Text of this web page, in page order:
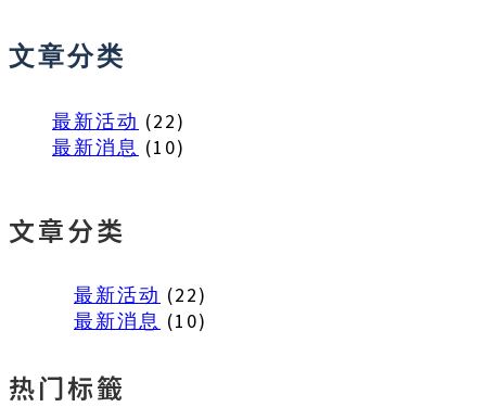
文章分类
最新活动 (22)
最新消息 (10)
文章分类
最新活动 (22)
最新消息 (10)
热门标籤